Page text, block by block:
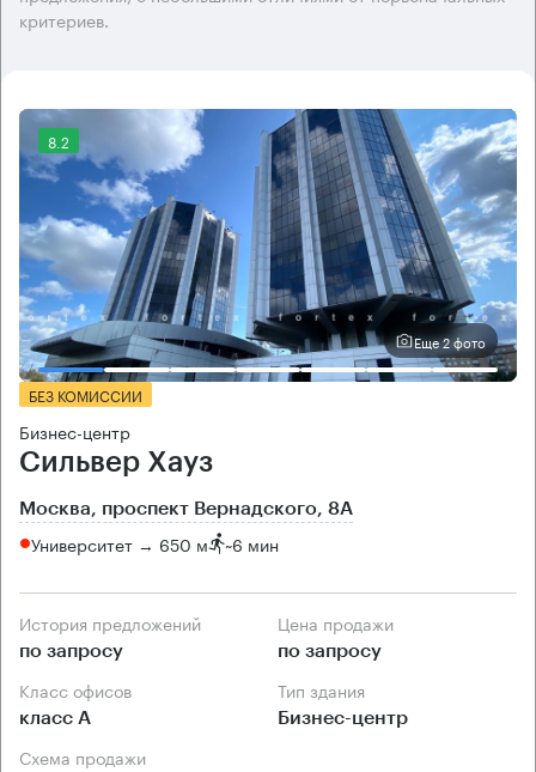
критериев.
8.2
Еще 2 фото
БЕЗ КОМИССИИ
Бизнес-центр
Сильвер Хауз
Москва, проспект Вернадского, 8А
Университет → 650 м ~6 мин
История предложений
по запросу
Цена продажи
по запросу
Класс офисов
класс А
Тип здания
Бизнес-центр
Схема продажи